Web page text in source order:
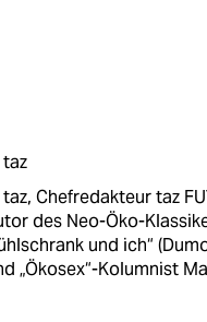
Chefredakteur taz
des Neo-Öko-
und ich“
„Ökosex“-Kolumnist